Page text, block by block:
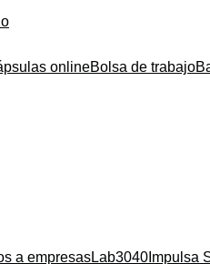
onlineBolsa de trabajo
a empresasLab3040 Impulsa